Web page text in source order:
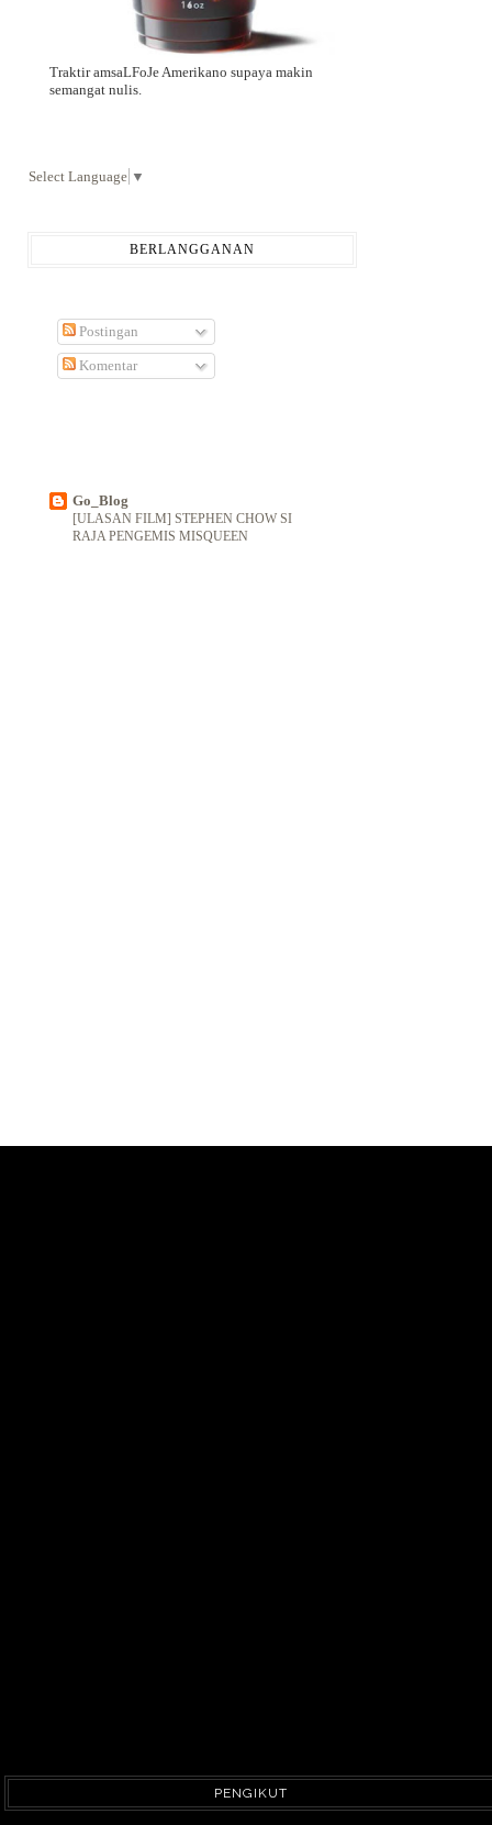
Traktir amsaLFoJe Amerikano supaya makin
semangat nulis.
Select Language ▼
BERLANGGANAN
Postingan
Komentar
Go_Blog
[ULASAN FILM] STEPHEN CHOW SI
RAJA PENGEMIS MISQUEEN
PENGIKUT